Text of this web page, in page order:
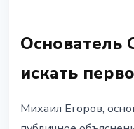
Основатель
искать
Михаил Егоров,